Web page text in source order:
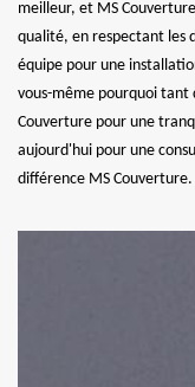
meilleur, et MS
qualité, en respectant les
équipe pour une
vous-même pourquoi tant
Couverture pour une
aujourd'hui pour une
différence MS Couverture.